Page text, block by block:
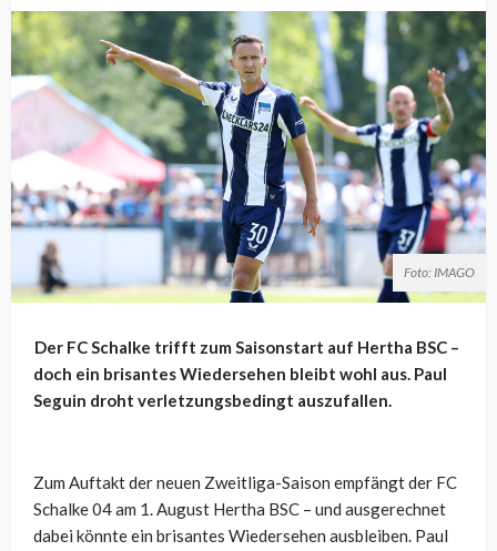
Foto: IMAGO
Der FC Schalke trifft zum Saisonstart auf Hertha BSC –
doch ein brisantes Wiedersehen bleibt wohl aus. Paul
Seguin droht verletzungsbedingt auszufallen.
Zum Auftakt der neuen Zweitliga-Saison empfängt der FC
Schalke 04 am 1. August Hertha BSC – und ausgerechnet
dabei könnte ein brisantes Wiedersehen ausbleiben. Paul